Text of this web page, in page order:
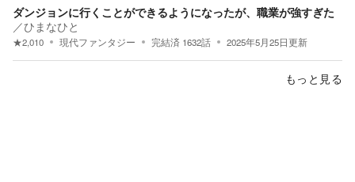
ダンジョンに行くことができるようになったが、職業が強すぎた
／ひまなひと
★2,010 現代ファンタジー 完結済 1632話 2025年5月25日更新
もっと見る